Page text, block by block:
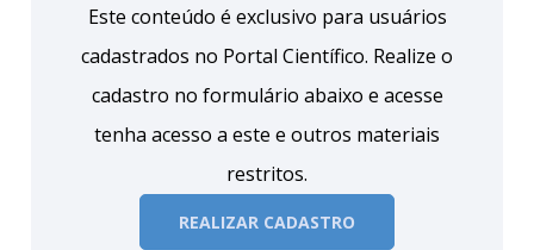
Este conteúdo é exclusivo para usuários
cadastrados no Portal Científico. Realize o
cadastro no formulário abaixo e acesse
tenha acesso a este e outros materiais
restritos.
REALIZAR CADASTRO